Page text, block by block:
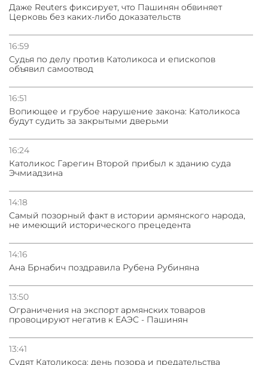
Даже Reuters фиксирует, что Пашинян обвиняет
Церковь без каких-либо доказательств
16:59
Судья по делу против Католикоса и епископов
объявил самоотвод
16:51
Вопиющее и грубое нарушение закона: Католикоса
будут судить за закрытыми дверьми
16:24
Католикос Гарегин Второй прибыл к зданию суда
Эчмиадзина
14:18
Самый позорный факт в истории армянского народа,
не имеющий исторического прецедента
14:16
Ана Брнабич поздравила Рубена Рубиняна
13:50
Oграничения на экспорт армянских товаров
провоцируют негатив к ЕАЭС - Пашинян
13:41
Судят Католикоса: день позора и предательства